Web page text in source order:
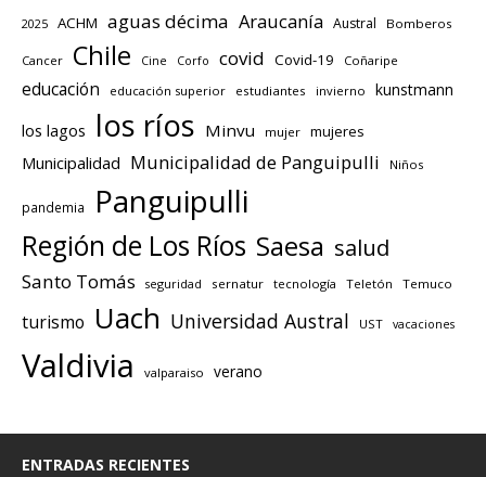
2025 ACHM aguas décima Araucanía Austral Bomberos
Cancer Chile Cine Corfo covid Covid-19 Coñaripe
educación educación superior estudiantes invierno kunstmann
los lagos los ríos Minvu mujer mujeres
Municipalidad Municipalidad de Panguipulli Niños
pandemia Panguipulli
Región de Los Ríos Saesa salud
Santo Tomás seguridad sernatur tecnología Teletón Temuco
turismo Uach Universidad Austral UST vacaciones
Valdivia valparaiso verano
ENTRADAS RECIENTES